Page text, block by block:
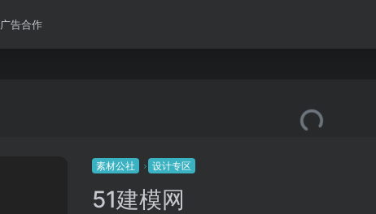
广告合作
素材公社 设计专区
51建模网